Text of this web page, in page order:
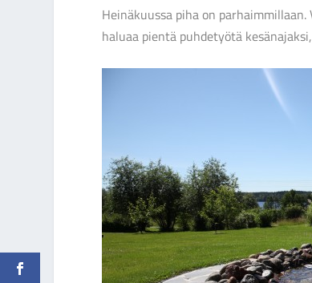
Heinäkuussa piha on
haluaa pientä puhdetyötä